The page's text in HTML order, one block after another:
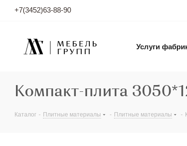
+7(3452)63-88-90
Услуги
Компакт-плита
Каталог - Плитные материалы - Плитные материалы -